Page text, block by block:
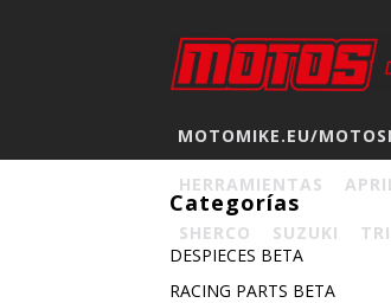
MOTOMIKE.EU/
HERRAMIENTAS
SHERCO SUZUKI
Categorías
DESPIECES BETA
RACING PARTS BETA